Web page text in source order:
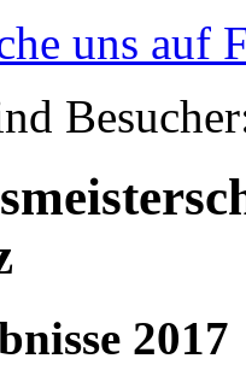
uns auf
2017